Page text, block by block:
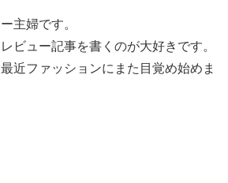
主婦です。
ビュー記事を書くのが大好きです。
近ファッションにまた目覚め始めま